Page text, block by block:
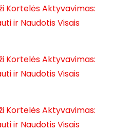
Kortelės Aktyvavimas:
ir Naudotis Visais
Kortelės Aktyvavimas:
ir Naudotis Visais
Kortelės Aktyvavimas:
ir Naudotis Visais